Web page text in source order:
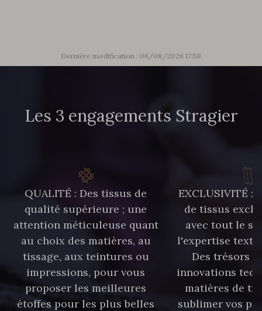
Dernière modification : 06/08/2026 17:58
Les 3 engagements Stragier
QUALITÉ : Des tissus de
qualité supérieure ; une
attention méticuleuse quant
au choix des matières, au
tissage, aux teintures ou
impressions, pour vous
proposer les meilleures
étoffes pour les plus belles
EXCLUSIVITÉ :
de tissus
avec tout le
l'expertise
Des trésors
innovations
matières de
sublimer vos